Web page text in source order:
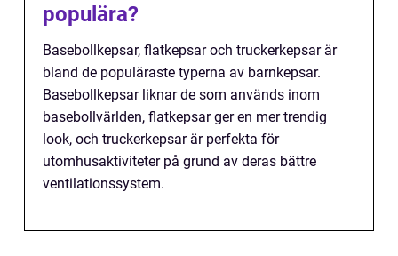
populära?
Basebollkepsar, flatkepsar och truckerkepsar är
bland de populäraste typerna av barnkepsar.
Basebollkepsar liknar de som används inom
basebollvärlden, flatkepsar ger en mer trendig
look, och truckerkepsar är perfekta för
utomhusaktiviteter på grund av deras bättre
ventilationssystem.